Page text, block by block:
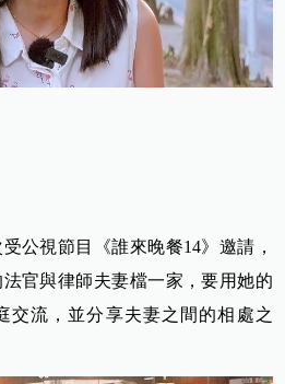
公視節目《誰來晚餐14》邀請，
官與律師夫妻檔一家，要用她的
交流，並分享夫妻之間的相處之